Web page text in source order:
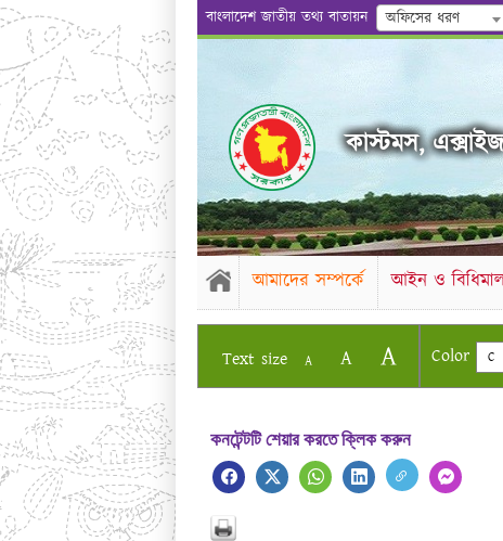
বাংলাদেশ জাতীয় তথ্য বাতায়ন অফিসের ধরণ
কাস্টমস, এক্সাইজ
আমাদের সম্পর্কে আইন ও
Text size A A A Color C
কনটেন্টটি শেয়ার করতে ক্লিক করুন